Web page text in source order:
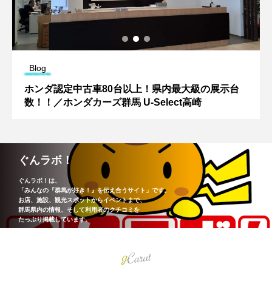
Blog
ホンダ認定中古車80台以上！県内最大級の展示台
数！！／ホンダカーズ群馬 U-Select高崎
ぐんラボ！
ぐんラボ！は、
「みんなの『群馬が好き！』を伝え合うサイト」です。
お店、施設、観光スポットからイベントまで、
群馬県内の情報、そして利用者のクチコミを
たっぷり掲載しています。